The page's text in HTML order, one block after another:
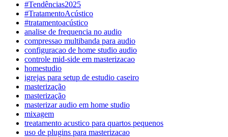
#Tendências2025
#TratamentoAcústico
#tratamentoacústico
analise de frequencia no audio
compressao multibanda para audio
configuracao de home studio audio
controle mid-side em masterizacao
homestudio
igrejas para setup de estudio caseiro
masterização
masterização
masterizar audio em home studio
mixagem
treatamento acustico para quartos pequenos
uso de plugins para masterizacao